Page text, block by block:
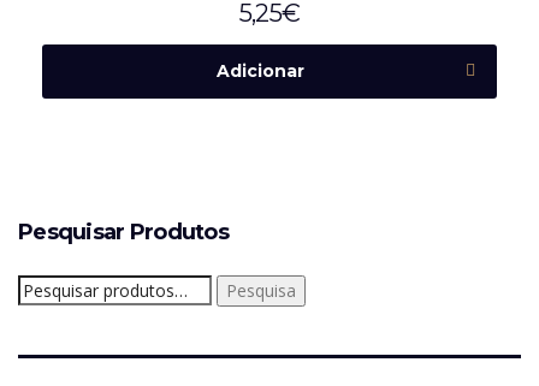
5,25€
Adicionar
Pesquisar Produtos
Pesquisar
por:
Pesquisa